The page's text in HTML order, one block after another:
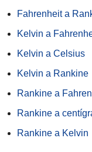
Fahrenheit a
Kelvin a
Kelvin a Celsius
Kelvin a Rankine
Rankine a
Rankine a
Rankine a Kelvin